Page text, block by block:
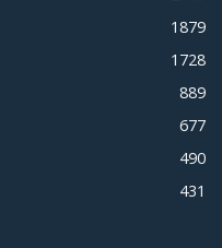
1879
1728
889
677
490
431